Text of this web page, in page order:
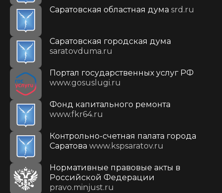
Саратовская областная дума srd.ru
Саратовская городская дума
saratovduma.ru
Портал государственных услуг РФ
www.gosuslugi.ru
Фонд капитального ремонта
www.fkr64.ru
Контрольно-счетная палата города
Саратова www.kspsaratov.ru
Нормативные правовые акты в
Российской Федерации
pravo.minjust.ru